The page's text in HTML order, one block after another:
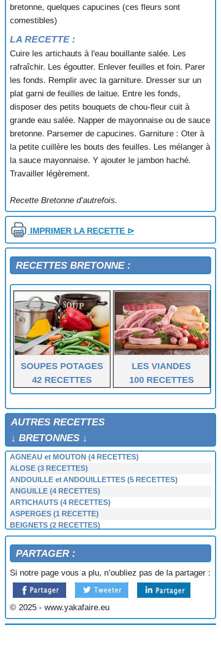
PETITS POIS A LA NANTAISE
POINTES D'ASPERGES A LA CHERRUEIX
POMMES DE TERRE AUX OIGNONS Broons
POMMES DE TERRE NANTAISES
PURÉE BRETONNE
SALADE DE LAITUE SUCRÉE
SALADE DE PISSENLITS SAUVAGES AU LARD
SAUCE TOMATE EN CONSERVE
SAUCISSES DE POMMES DE TERRE
TARTELETTES AUX FONDS D'ARTICHAUTS
TOMATES A LA BRETONNE
bretonne, quelques capucines (ces fleurs sont
comestibles)
LA RECETTE :
Cuire les artichauts à l'eau bouillante salée. Les
rafraîchir. Les égoutter. Enlever feuilles et foin. Parer
les fonds. Remplir avec la garniture. Dresser sur un
plat garni de feuilles de laitue. Entre les fonds,
disposer des petits bouquets de chou-fleur cuit à
grande eau salée. Napper de mayonnaise ou de sauce
bretonne. Parsemer de capucines. Garniture : Oter à
la petite cuillère les bouts des feuilles. Les mélanger à
la sauce mayonnaise. Y ajouter le jambon haché.
Travailler légèrement.
Recette Bretonne d’autrefois.
IMPRIMER LA RECETTE ⊳
RECETTES BRETONNE :
SOUPES POTAGES
42 RECETTES
LES VIANDES
100 RECETTES
AUTRES RECETTES
↓ BRETONNES ↓
AGNEAU et MOUTON (4 RECETTES)
ALOSE (3 RECETTES)
ANDOUILLE et ANDOUILLETTES (5 RECETTES)
ANGUILLE (4 RECETTES)
ARTICHAUTS (4 RECETTES)
ASPERGES (1 RECETTE)
BEIGNETS (2 RECETTES)
BERNIQUE, PATELLE, BERNICLE (4 RECETTES)
BIGORNEAUX (1 RECETTE)
BIGUENÉE (1 RECETTE)
BOEUF (3 RECETTES)
BOUDIN NOIR et BLANC (3 RECETTES)
BOUILLIES (2 RECETTES)
BROCOLIS, CHOUX-VERTS (3 RECETTES)
BULOTS, BUCCINS (2 RECETTES)
CAILLETTES (1 RECETTE)
PARTAGER :
Si notre page vous a plu, n’oubliez pas de la partager :
© 2025 - www.yakafaire.eu